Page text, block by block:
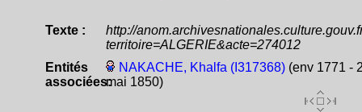
Texte :
http://
territoire=ALGERIE&acte=274012
Entités
associées:
NAKACHE, Khalfa (I317368)(env 1771 -
mai 1850)